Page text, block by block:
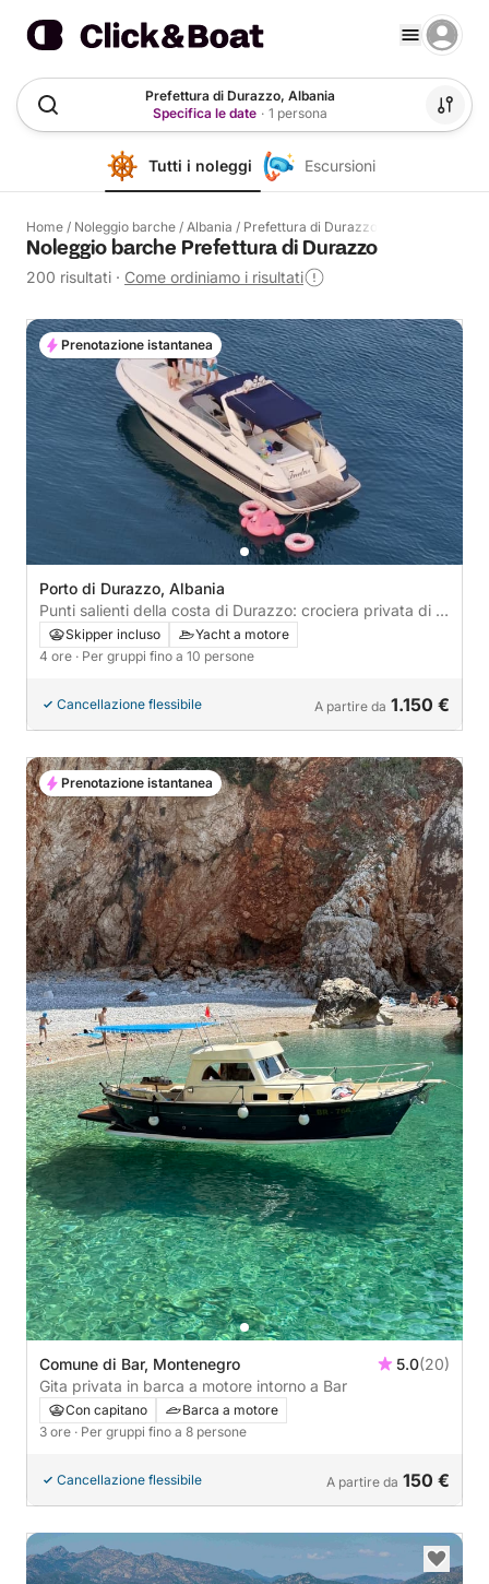
Prefettura di Durazzo, Albania
Specifica le date · 1 persona
Tutti i noleggi Escursioni
Home / Noleggio barche / Albania / Prefettura di Durazzo
Noleggio barche Prefettura di Durazzo
200 risultati · Come ordiniamo i risultati
Porto di Durazzo, Albania
Punti salienti della costa di Durazzo: crociera privata di 4
ore Skipper incluso
Yacht a motore
4 ore · Per gruppi fino a 10 persone
Cancellazione flessibile A partire da 1.150 €
Prenotazione istantanea
Comune di Bar, Montenegro 5.0(20)
Gita privata in barca a motore intorno a Bar
Con capitano
Barca a motore
3 ore · Per gruppi fino a 8 persone
Cancellazione flessibile A partire da 150 €
Prenotazione istantanea